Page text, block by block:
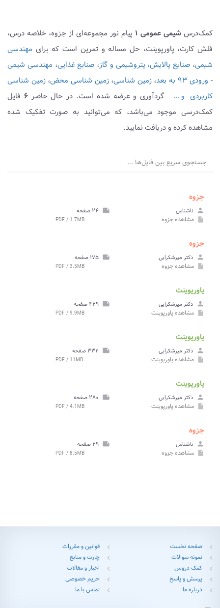
کمک‌درس شیمی عمومی ۱
پیام نور مجموعه‌ای از جزوه، خلاصه درس،
فلش کارت، پاورپوینت، حل مساله و تمرین است که برای مهندسی
شیمی، صنایع پالایش، پتروشیمی و گاز، صنایع غذایی، مهندسی شیمی
- ورودی ۹۳ به بعد
،زمین شناسی،زمین شناسی محض،زمین شناسی
کاربردی و ... گردآوری و عرضه شده است. در حال حاضر۶ فایل
کمک‌درسی موجود می‌باشد، که می‌توانید به صورت تفکیک شده
مشاهده کرده و دریافت نمایید.
جستجوی سریع بین فایل‌ها ...
جزوه
person ناشناس note ۲۴ صفحه
insert_drive_file مشاهدهجزوه PDF / 1.7MB
جزوه
person دکتر ميرشکرايی note ۱۷۵ صفحه
insert_drive_file مشاهدهجزوه PDF / 3.5MB
پاورپوینت
person دکتر ميرشکرايی note ۴۲۹ صفحه
insert_drive_file مشاهده پاورپوینت PDF / 9.9MB
پاورپوینت
person دکتر ميرشکرايی note ۳۳۲ صفحه
insert_drive_file مشاهده پاورپوینت PDF / 11MB
پاورپوینت
person دکتر ميرشکرايی note ۲۸۰ صفحه
insert_drive_file مشاهده پاورپوینت PDF / 4.1MB
جزوه
person ناشناس note ۲۹ صفحه
insert_drive_file مشاهدهجزوه PDF / 8.5MB
chevron_left صفحه نخست chevron_left قوانین و مقررات
chevron_left نمونه سوالات chevron_left چارت و منابع
chevron_left کمک دروس chevron_left اخبار و مقالات
chevron_left پرسش و پاسخ chevron_left حریم خصوصی
chevron_left درباره ما chevron_left تماس با ما